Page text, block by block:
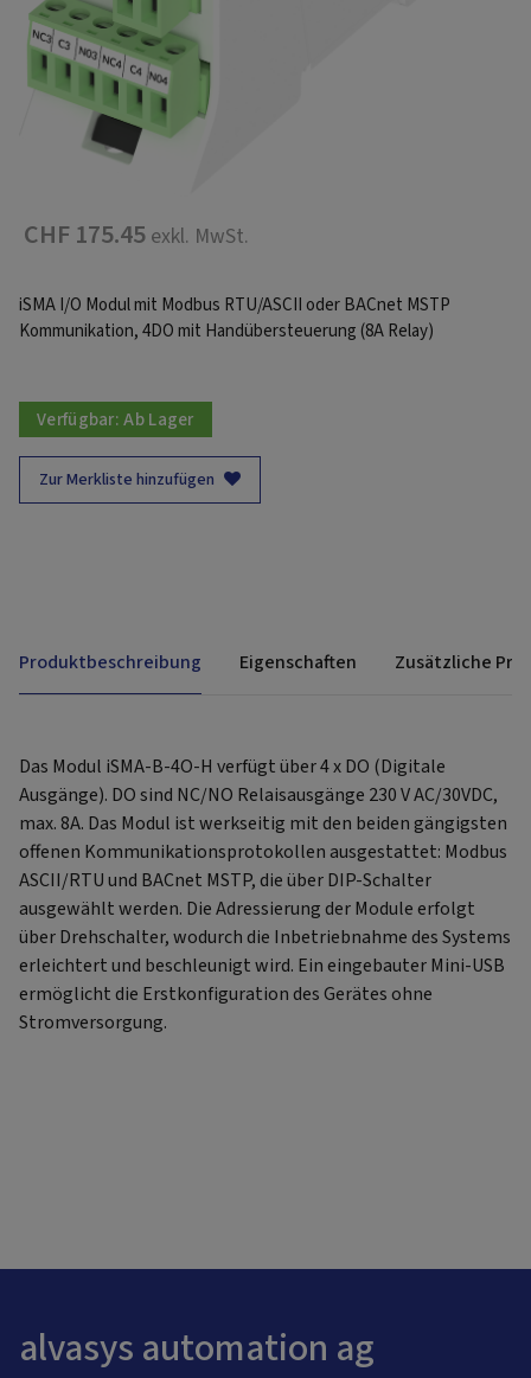
CHF 175.45 exkl. MwSt.
iSMA I/O Modul mit Modbus RTU/ASCII oder BACnet MSTP
Kommunikation, 4DO mit Handübersteuerung (8A Relay)
Verfügbar:Ab Lager
Zur Merkliste hinzufügen
Produktbeschreibung Eigenschaften Zusätzliche
Das Modul iSMA-B-4O-H verfügt über 4 x DO (Digitale
Ausgänge). DO sind NC/NO Relaisausgänge 230 V AC/30VDC,
max. 8A. Das Modul ist werkseitig mit den beiden gängigsten
offenen Kommunikationsprotokollen ausgestattet: Modbus
ASCII/RTU und BACnet MSTP, die über DIP-Schalter
ausgewählt werden. Die Adressierung der Module erfolgt
über Drehschalter, wodurch die Inbetriebnahme des Systems
erleichtert und beschleunigt wird. Ein eingebauter Mini-USB
ermöglicht die Erstkonfiguration des Gerätes ohne
Stromversorgung.
alvasys automation ag